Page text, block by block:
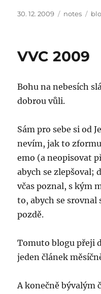
Posted
30. 12. 2009 Categories
notes
VVC 2009
Bohu na nebesích
dobrou vůli.
Sám pro sebe si od
nevím, jak to
emo (a neopisovat
abych se zlepšoval;
včas poznal, s kým
to, abych se
pozdě.
Tomuto blogu přeji
jeden článek
A konečně bývalým